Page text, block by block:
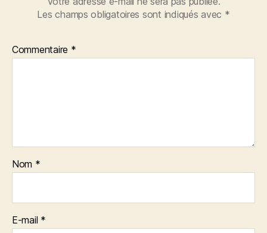
Les champs obligatoires sont indiqués avec *
Commentaire *
Nom *
E-mail *